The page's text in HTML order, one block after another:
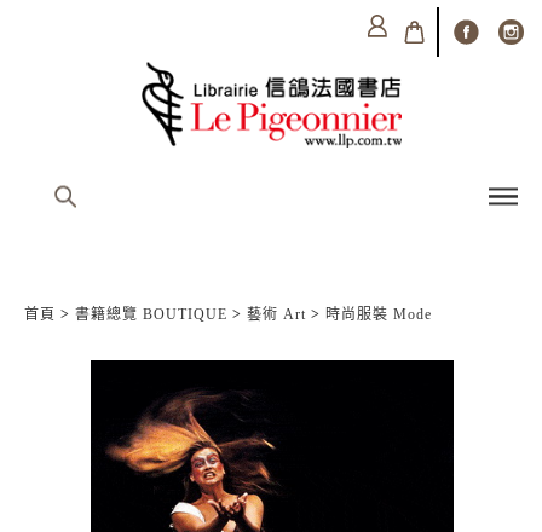
首頁 > 書籍總覽 BOUTIQUE > 藝術 Art > 時尚服裝 Mode